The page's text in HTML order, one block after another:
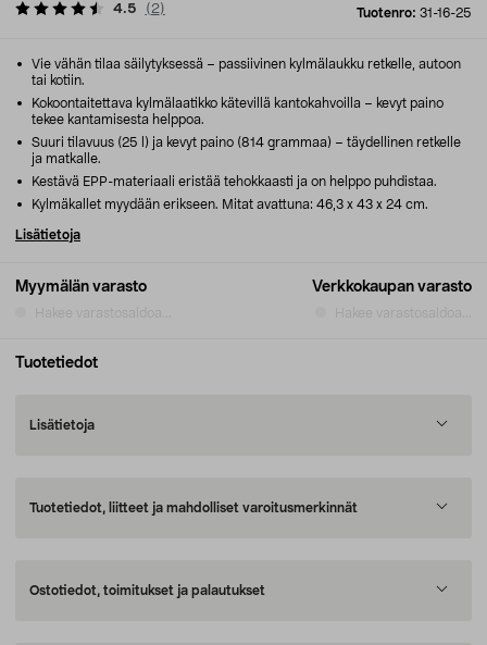
Tuotenro: 31-16-25
4.5 ( 2)
Myymälän varasto
Hakee varastosaldoa...
Verkkokaupan varasto
Hakee varastosaldoa...
Vie vähän tilaa säilytyksessä – passiivinen kylmälaukku retkelle, autoon
tai kotiin.
Kokoontaitettava kylmälaatikko kätevillä kantokahvoilla – kevyt paino
tekee kantamisesta helppoa.
Suuri tilavuus (25 l) ja kevyt paino (814 grammaa) – täydellinen retkelle
ja matkalle.
Kestävä EPP-materiaali eristää tehokkaasti ja on helppo puhdistaa.
Kylmäkallet myydään erikseen. Mitat avattuna: 46,3 x 43 x 24 cm.
Lisätietoja
Tuotetiedot
Lisätietoja
Tuotetiedot, liitteet ja mahdolliset varoitusmerkinnät
Ostotiedot, toimitukset ja palautukset